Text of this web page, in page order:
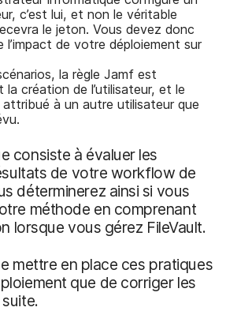
c’est lui, et non le véritable
le jeton. Vous devez donc
l’impact de votre déploiement sur
la règle Jamf est
création de l’utilisateur, et le
à un autre utilisateur que
consiste à évaluer les
de votre workflow de
déterminerez ainsi si vous
méthode en comprenant
lorsque vous gérez FileVault.
mettre en place ces pratiques
que de corriger les